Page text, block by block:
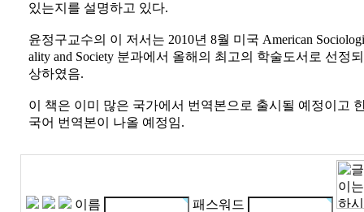
있는지를 설명하고 있다.
윤정구교수의 이 저서는 2010년 8월 미국 American
ality and Society 분과에서 올해의 최고의 학술도서로 선정되
상하였음.
이 책은 이미 많은 국가에서 번역본으로 출시될 예정이고
국어 번역본이 나올 예정임.
이름
패스워드